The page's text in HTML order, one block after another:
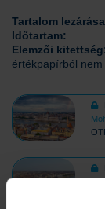
Tartalom
Időtartam:
Elemzői kitettség:
értékpapírból nem